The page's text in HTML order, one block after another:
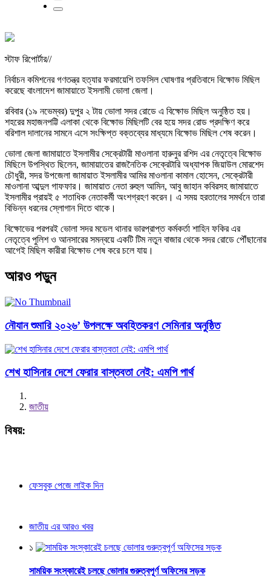
স্টাফ রিপোর্টার//
নির্বাচন কমিশনের গণতন্ত্র হত্যার ফরমায়েশি তফসিল ঘোষণার প্রতিবাদে বিক্ষোভ মিছিল
করেছে বাংলাদেশ জামায়াতে ইসলামী ভোলা জেলা।
রবিবার (১৯ নভেম্বর) দুপুর ২ টায় ভোলা সদর রোডে এ বিক্ষোভ মিছিল অনুষ্ঠিত হয়।
শহরের মহাজনপট্টি এলাকা থেকে বিক্ষোভ মিছিলটি বের হয়ে সদর রোড প্রদক্ষিণ করে
বরিশাল দালানের সামনে এসে সংক্ষিপ্ত বক্তব্যের মাধ্যমে বিক্ষোভ মিছিল শেষ করেন।
ভোলা জেলা জামায়াতে ইসলামীর সেক্রেটারী মাওলানা হারুনুর রশিদ এর নেতৃত্বে বিক্ষোভ
মিছিলে উপস্থিত ছিলেন, জামায়াতের রাজনৈতিক সেক্রেটারি অধ্যাপক জিয়াউল মোরশেদ
চৌধুরী, সদর উপজেলা জামায়াত ইসলামীর আমির মাওলানা কামাল হোসেন, সেক্রেটারী
মাওলানা আব্দুল গাফফার। জামায়াত নেতা রুহুল আমিন, আবু জাহান কবিরসহ জামায়াতে
ইসলামীর প্রায়ই ৫ শতাধিক নেতাকর্মী অংশগ্রহণ করেন। এ সময় হরতালের সমর্থনে তারা
বিভিন্ন ধরনের স্লোগান দিতে থাকে।
বিক্ষোভের পরপরই ভোলা সদর মডেল থানার ভারপ্রাপ্ত কর্মকর্তা শাহিন ফকির এর
নেতৃত্বে পুলিশ ও আনসারের সমন্বয়ে একটি টিম নতুন বাজার থেকে সদর রোডে পৌঁছানোর
আগেই মিছিল কারীরা বিক্ষোভ শেষ করে চলে যায়।
আরও পড়ুন
নৌযান শুমারি ২০২৬’ উপলক্ষে অবহিতকরণ সেমিনার অনুষ্ঠিত
শেখ হাসিনার দেশে ফেরার বাস্তবতা নেই: এমপি পার্থ
জাতীয়
বিষয়:
ফেসবুক পেজে লাইক দিন
জাতীয় এর আরও খবর
১
সাময়িক সংস্কারেই চলছে ভোলার গুরুত্বপূর্ণ অফিসের সড়ক